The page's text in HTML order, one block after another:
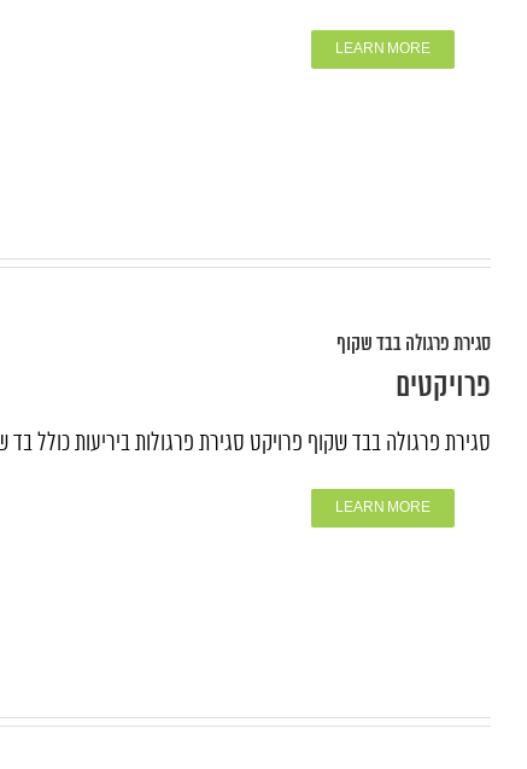
LEARN MORE
סגירת פרגולה בבד שקוף
פרויקטים
סגירת פרגולה בבד שקוף פרויקט סגירת פרגולות ביריעות כולל
LEARN MORE